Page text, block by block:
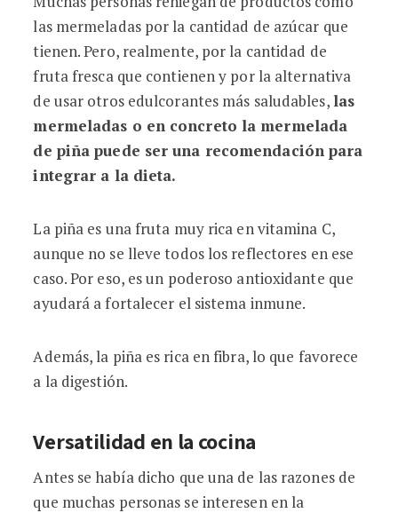
las mermeladas por la cantidad de azúcar que
tienen. Pero, realmente, por la cantidad de
fruta fresca que contienen y por la alternativa
de usar otros edulcorantes más saludables,las
mermeladas o en concreto la mermelada
de piña puede ser una recomendación para
integrar a la dieta.
La piña es una fruta muy rica en vitamina C,
aunque no se lleve todos los reflectores en ese
caso. Por eso, es un poderoso antioxidante que
ayudará a fortalecer el sistema inmune.
Además, la piña es rica en fibra, lo que favorece
a la digestión.
Versatilidad en la cocina
Antes se había dicho que una de las razones de
que muchas personas se interesen en la